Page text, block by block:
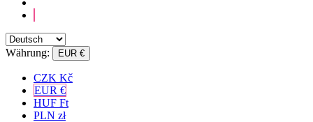
Währung: EUR €
CZK Kč
EUR €
HUF Ft
PLN zł